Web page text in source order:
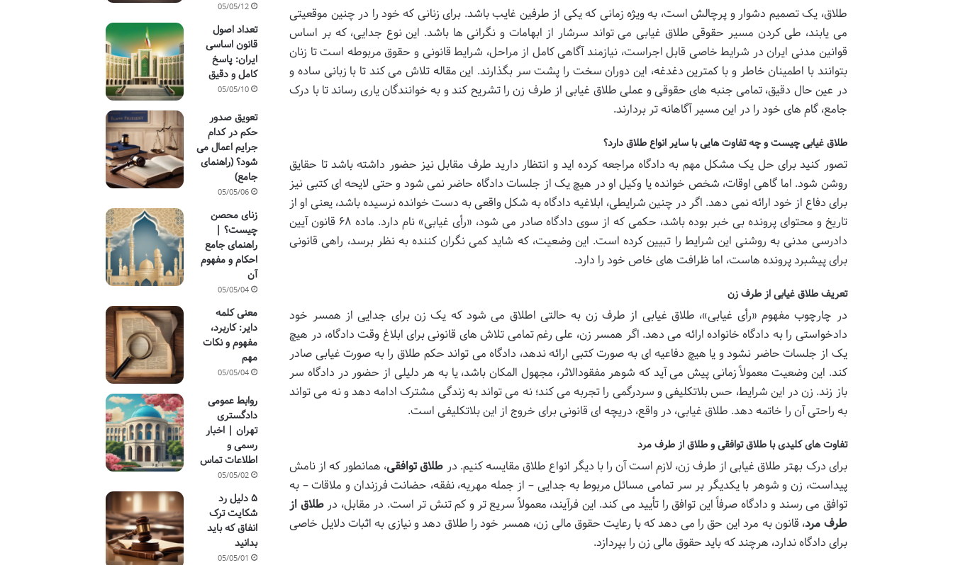
طلاق، یک تصمیم دشوار و پرچالش است، به ویژه زمانی که یکی از طرفین غایب باشد. برای زنانی که خود را در چنین موقعیتی
می یابند، طی کردن مسیر حقوقی طلاق غیابی می تواند سرشار از ابهامات و نگرانی ها باشد. این نوع جدایی، که بر اساس
قوانین مدنی ایران در شرایط خاصی قابل اجراست، نیازمند آگاهی کامل از مراحل، شرایط قانونی و حقوق مربوطه است تا زنان
بتوانند با اطمینان خاطر و با کمترین دغدغه، این دوران سخت را پشت سر بگذارند. این مقاله تلاش می کند تا با زبانی ساده و
در عین حال دقیق، تمامی جنبه های حقوقی و عملی طلاق غیابی از طرف زن را تشریح کند و به خوانندگان یاری رساند تا با درک
جامع، گام های خود را در این مسیر آگاهانه تر بردارند.
طلاق غیابی چیست و چه تفاوت هایی با سایر انواع طلاق دارد؟
تصور کنید برای حل یک مشکل مهم به دادگاه مراجعه کرده اید و انتظار دارید طرف مقابل نیز حضور داشته باشد تا حقایق
روشن شود. اما گاهی اوقات، شخص خوانده یا وکیل او در هیچ یک از جلسات دادگاه حاضر نمی شود و حتی لایحه ای کتبی نیز
برای دفاع از خود ارائه نمی دهد. اگر در چنین شرایطی، ابلاغیه دادگاه به شکل واقعی به دست خوانده نرسیده باشد، یعنی او از
تاریخ و محتوای پرونده بی خبر بوده باشد، حکمی که از سوی دادگاه صادر می شود، «رأی غیابی» نام دارد. ماده ۶۸ قانون آیین
دادرسی مدنی به روشنی این شرایط را تبیین کرده است. این وضعیت، که شاید کمی نگران کننده به نظر برسد، راهی قانونی
برای پیشبرد پرونده هاست، اما ظرافت های خاص خود را دارد.
تعریف طلاق غیابی از طرف زن
در چارچوب مفهوم «رأی غیابی»، طلاق غیابی از طرف زن به حالتی اطلاق می شود که یک زن برای جدایی از همسر خود
دادخواستی را به دادگاه خانواده ارائه می دهد. اگر همسر زن، علی رغم تمامی تلاش های قانونی برای ابلاغ وقت دادگاه، در هیچ
یک از جلسات حاضر نشود و یا هیچ دفاعیه ای به صورت کتبی ارائه ندهد، دادگاه می تواند حکم طلاق را به صورت غیابی صادر
کند. این وضعیت معمولاً زمانی پیش می آید که شوهر مفقودالاثر، مجهول المکان باشد، یا به هر دلیلی از حضور در دادگاه سر
باز زند. زن در این شرایط، حس بلاتکلیفی و سردرگمی را تجربه می کند؛ نه می تواند به زندگی مشترک ادامه دهد و نه می تواند
به راحتی آن را خاتمه دهد. طلاق غیابی، در واقع، دریچه ای قانونی برای خروج از این بلاتکلیفی است.
تفاوت های کلیدی با طلاق توافقی و طلاق از طرف مرد
برای درک بهتر طلاق غیابی از طرف زن، لازم است آن را با دیگر انواع طلاق مقایسه کنیم. در طلاق توافقی، همانطور که از نامش
پیداست، زن و شوهر با یکدیگر بر سر تمامی مسائل مربوط به جدایی – از جمله مهریه، نفقه، حضانت فرزندان و ملاقات – به
توافق می رسند و دادگاه صرفاً این توافق را تأیید می کند. این فرآیند، معمولاً سریع تر و کم تنش تر است. در مقابل، درطلاق از
طرف مرد، قانون به مرد این حق را می دهد که با رعایت حقوق مالی زن، همسر خود را طلاق دهد و نیازی به اثبات دلایل خاصی
برای دادگاه ندارد، هرچند که باید حقوق مالی زن را بپردازد.
05/05/12
تعداد اصول
قانون اساسی
ایران: پاسخ
کامل و دقیق
05/05/10
تعویق صدور
حکم در کدام
جرایم اعمال می
شود؟ (راهنمای
جامع)
05/05/06
زنای محصن
چیست؟ |
راهنمای جامع
احکام و مفهوم
آن
05/05/04
معنی کلمه
دایر: کاربرد،
مفهوم و نکات
مهم
05/05/04
روابط عمومی
دادگستری
تهران | اخبار
رسمی و
اطلاعات تماس
05/05/02
۵ دلیل رد
شکایت ترک
انفاق که باید
بدانید
05/05/01